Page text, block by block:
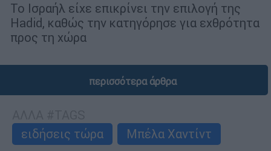
Το Ισραήλ είχε επικρίνει την επιλογή της
Hadid, καθώς την κατηγόρησε για εχθρότητα
προς τη χώρα
περισσότερα άρθρα
ειδήσεις τώρα
Μπέλα Χαντίντ